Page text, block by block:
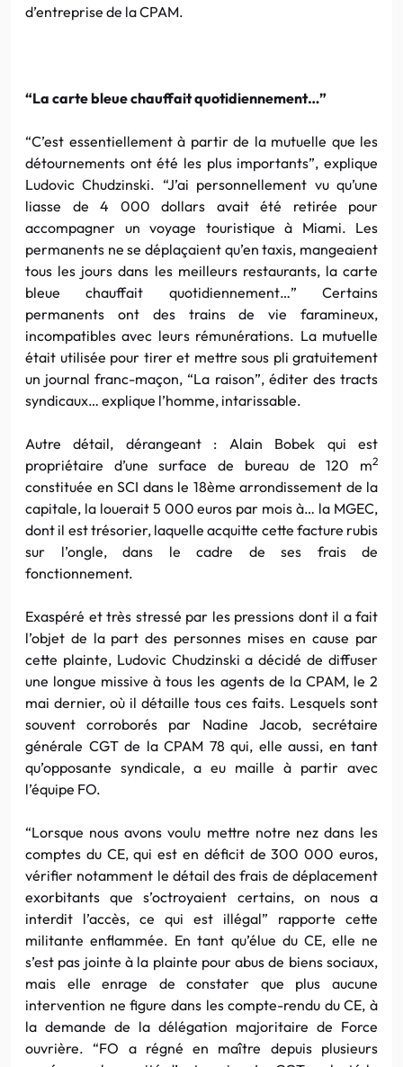
d’entreprise de la CPAM.
“La carte bleue chauffait quotidiennement…”
“C’est essentiellement à partir de la mutuelle que les
détournements ont été les plus importants”, explique
Ludovic Chudzinski. “J’ai personnellement vu qu’une
liasse de 4 000 dollars avait été retirée pour
accompagner un voyage touristique à Miami. Les
permanents ne se déplaçaient qu’en taxis, mangeaient
tous les jours dans les meilleurs restaurants, la carte
bleue chauffait quotidiennement…” Certains
permanents ont des trains de vie faramineux,
incompatibles avec leurs rémunérations. La mutuelle
était utilisée pour tirer et mettre sous pli gratuitement
un journal franc-maçon, “La raison”, éditer des tracts
syndicaux… explique l’homme, intarissable.
Autre détail, dérangeant : Alain Bobek qui est
propriétaire d’une surface de bureau de 120 m2
constituée en SCI dans le 18ème arrondissement de la
capitale, la louerait 5 000 euros par mois à… la MGEC,
dont il est trésorier, laquelle acquitte cette facture rubis
sur l’ongle, dans le cadre de ses frais de
fonctionnement.
Exaspéré et très stressé par les pressions dont il a fait
l’objet de la part des personnes mises en cause par
cette plainte, Ludovic Chudzinski a décidé de diffuser
une longue missive à tous les agents de la CPAM, le 2
mai dernier, où il détaille tous ces faits. Lesquels sont
souvent corroborés par Nadine Jacob, secrétaire
générale CGT de la CPAM 78 qui, elle aussi, en tant
qu’opposante syndicale, a eu maille à partir avec
l’équipe FO.
“Lorsque nous avons voulu mettre notre nez dans les
comptes du CE, qui est en déficit de 300 000 euros,
vérifier notamment le détail des frais de déplacement
exorbitants que s’octroyaient certains, on nous a
interdit l’accès, ce qui est illégal” rapporte cette
militante enflammée. En tant qu’élue du CE, elle ne
s’est pas jointe à la plainte pour abus de biens sociaux,
mais elle enrage de constater que plus aucune
intervention ne figure dans les compte-rendu du CE, à
la demande de la délégation majoritaire de Force
ouvrière. “FO a régné en maître depuis plusieurs